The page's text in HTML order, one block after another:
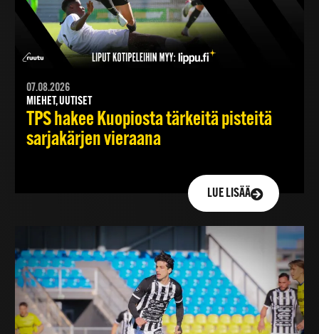
07.08.2026
MIEHET, UUTISET
TPS hakee Kuopiosta tärkeitä pisteitä
sarjakärjen vieraana
LUE LISÄÄ